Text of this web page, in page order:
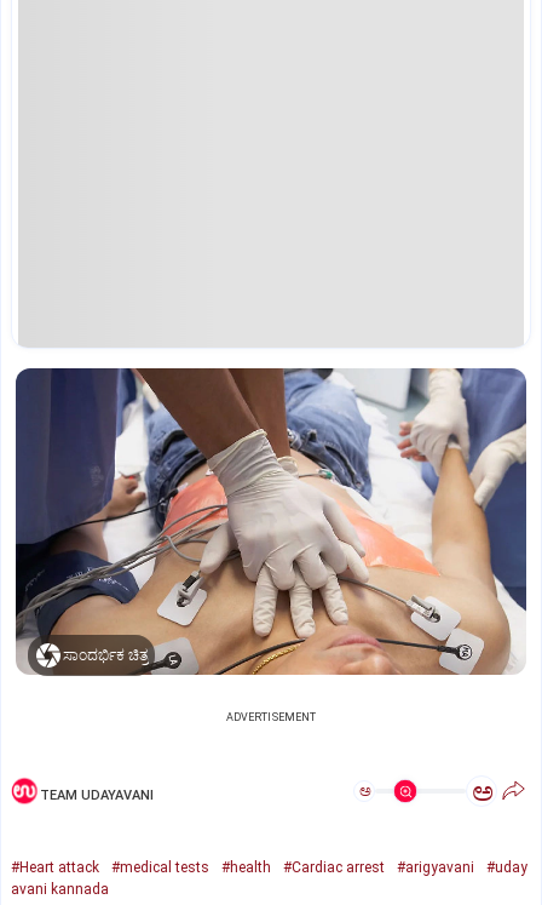
ಸಾಂದರ್ಭಿಕ ಚಿತ್ರ
ADVERTISEMENT
TEAM UDAYAVANI ಅ ಅ
#Heart attack #medical tests #health #Cardiac arrest #arigyavani
#uday
avani kannada